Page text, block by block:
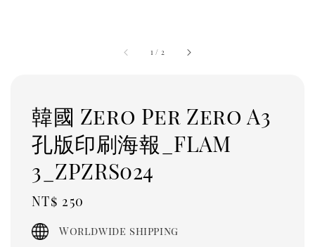
1 / 2
韓國 Zero Per Zero A3
孔版印刷海報_FLAM
3_ZPZRS024
Regular
price
NT$ 250
Worldwide shipping